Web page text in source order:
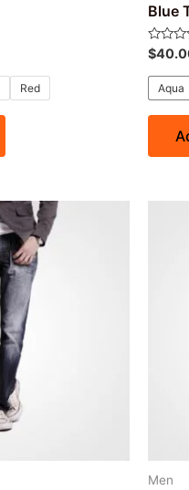
Red
Blue
0
de
$
Aqua
Men